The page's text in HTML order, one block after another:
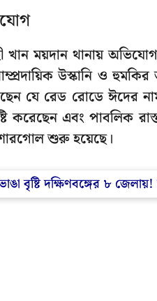
খান ময়দান থানায়
উস্কানি ও
যে রেড রোডে ঈদের
করেছেন এবং পাবলিক
শুরু হয়েছে।
বৃষ্টি দক্ষিণবঙ্গের ৮